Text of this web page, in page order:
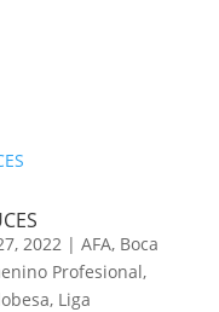
2022| AFA, Boca
Profesional,
, Liga